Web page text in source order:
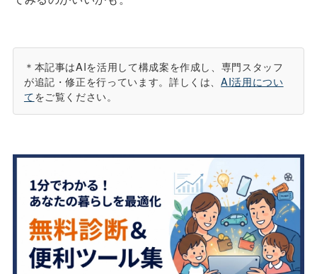
＊本記事はAIを活用して構成案を作成し、専門スタッフ
が追記・修正を行っています。詳しくは、AI活用につい
てをご覧ください。